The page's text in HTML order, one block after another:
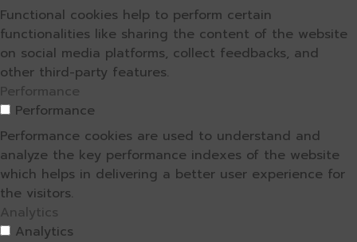
Functional cookies help to perform certain
functionalities like sharing the content of the website
on social media platforms, collect feedbacks, and
other third-party features.
Performance
Performance
Performance cookies are used to understand and
analyze the key performance indexes of the website
which helps in delivering a better user experience for
the visitors.
Analytics
Analytics